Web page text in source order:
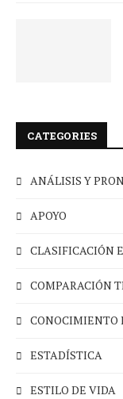
CATEGORIES
ANÁLISIS Y
APOYO
CLASIFICACIÓN
COMPARACIÓN
ESTADÍSTICA
ESTILO DE VIDA